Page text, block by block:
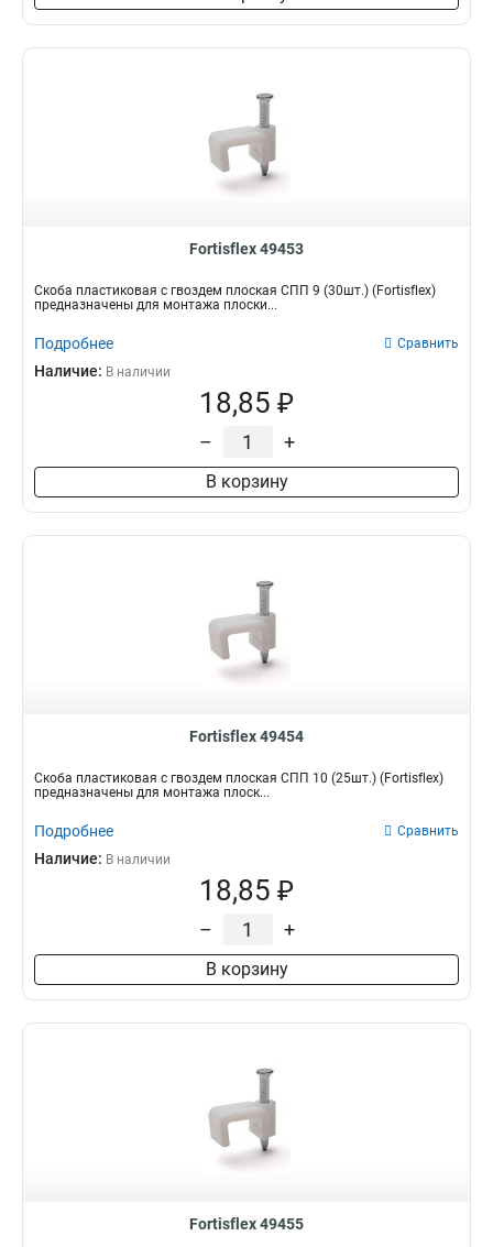
Fortisflex 49453
Скоба пластиковая с гвоздем плоская СПП 9 (30шт.) (Fortisflex)
предназначены для монтажа плоски...
Подробнее Сравнить
Наличие: В наличии
18,85 ₽
– +
В корзину
Fortisflex 49454
Скоба пластиковая с гвоздем плоская СПП 10 (25шт.) (Fortisflex)
предназначены для монтажа плоск...
Подробнее Сравнить
Наличие: В наличии
18,85 ₽
– +
В корзину
Fortisflex 49455